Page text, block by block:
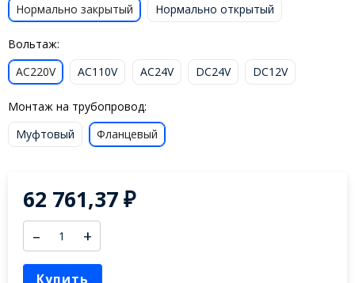
Нормально закрытый
Нормально открытый
Вольтаж:
AC220V
AC110V AC24V DC24V DC12V
Монтаж на трубопровод:
Муфтовый
Фланцевый
62 761,37₽
– +
Купить